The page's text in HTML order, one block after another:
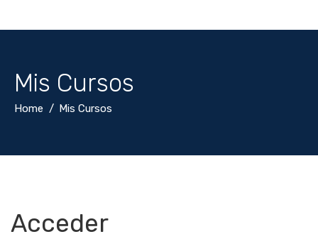
Mis Cursos
Home Mis Cursos
Acceder